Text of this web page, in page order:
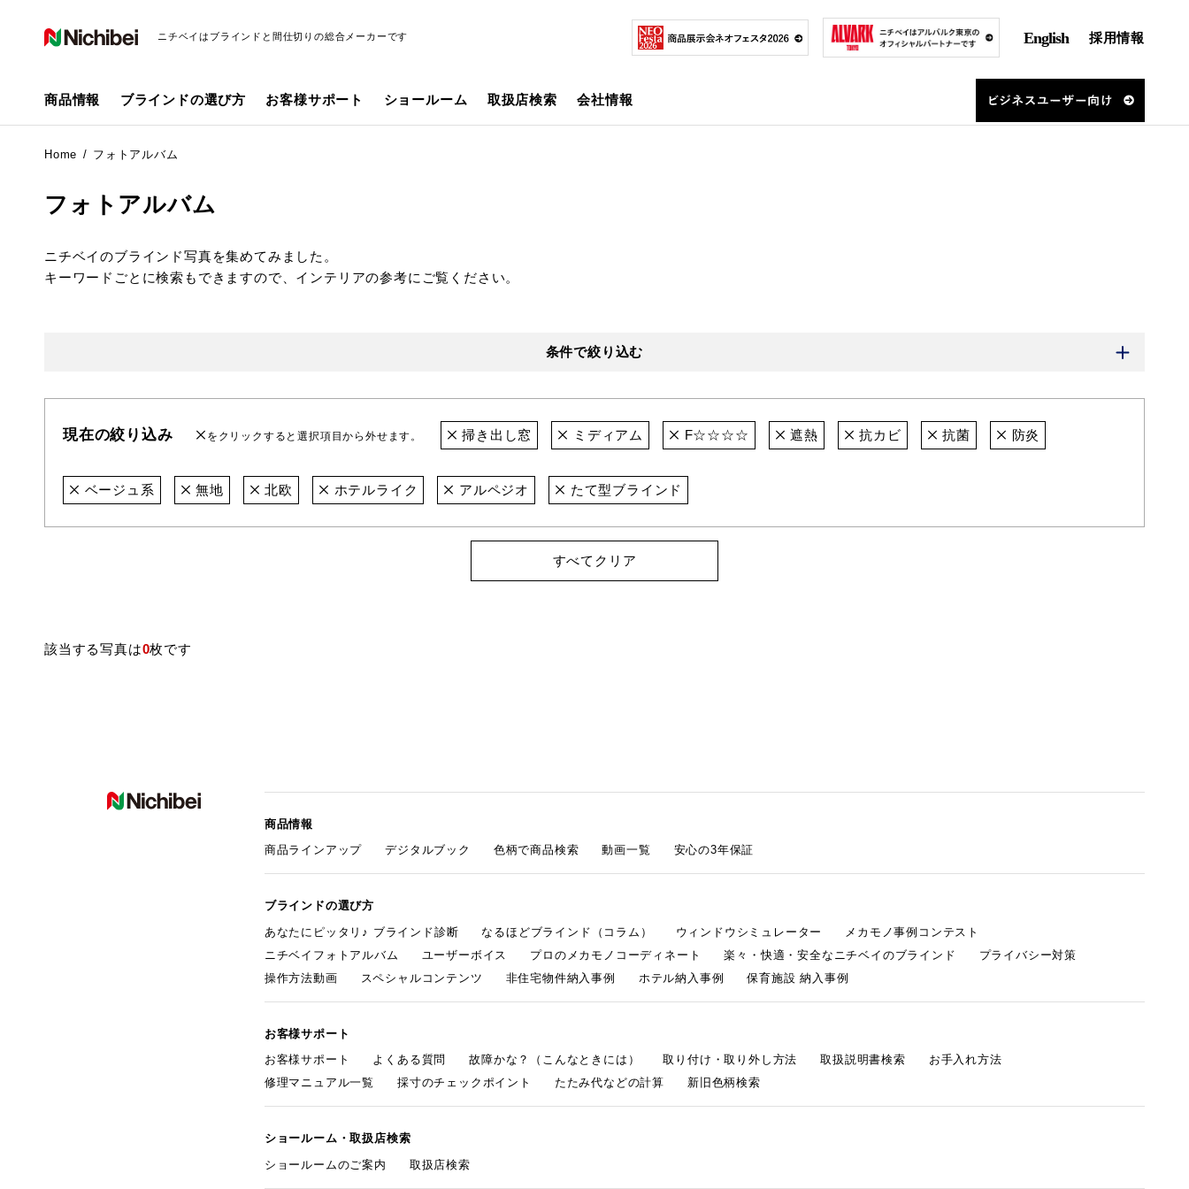
ニチベイはブラインドと間仕切りの総合メーカーです English 採用情報
商品情報 ブラインドの選び方 お客様サポート ショールーム 取扱店検索 会社情報
Home フォトアルバム
フォトアルバム
ニチベイのブラインド写真を集めてみました。
キーワードごとに検索もできますので、インテリアの参考にご覧ください。
条件で絞り込む
現在の絞り込み をクリックすると選択項目から外せます。 掃き出し窓 ミディアム F☆☆☆☆ 遮熱 抗カビ 抗菌 防炎
ベージュ系 無地 北欧 ホテルライク アルペジオ たて型ブラインド
すべてクリア
該当する写真は0枚です
商品情報
商品ラインアップ
デジタルブック 色柄で商品検索 動画一覧 安心の3年保証
ブラインドの選び方
あなたにピッタリ♪ ブラインド診断
なるほどブラインド（コラム） ウィンドウシミュレーター
メカモノ事例コンテスト
ニチベイフォトアルバム
ユーザーボイス プロのメカモノコーディネート 楽々・快適・安全なニチベイのブラインド
プライバシー対策
操作方法動画
スペシャルコンテンツ 非住宅物件納入事例 ホテル納入事例 保育施設 納入事例
お客様サポート
お客様サポート
よくある質問 故障かな？（こんなときには） 取り付け・取り外し方法 取扱説明書検索
お手入れ方法
修理マニュアル一覧
採寸のチェックポイント たたみ代などの計算 新旧色柄検索
ショールーム・取扱店検索
ショールームのご案内
取扱店検索